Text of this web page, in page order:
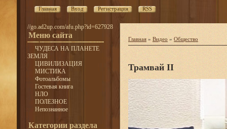
Главная Вход Регистрация RSS
//go.ad2up.com/afu.php?id=627928
Меню сайта
ЧУДЕСА НА ПЛАНЕТЕ
ЗЕМЛЯ
ЦИВИЛИЗАЦИЯ
МИСТИКА
Фотоальбомы
Гостевая книга
НЛО
ПОЛЕЗНОЕ
Непознанное
Категории раздела
Главная » Видео » Общество
Трамвай II